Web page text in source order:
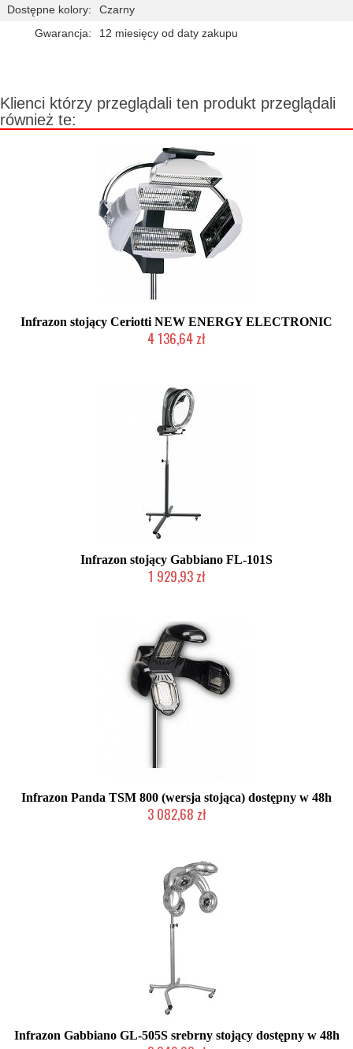
Dostępne kolory:
Czarny
Gwarancja:
12 miesięcy od daty zakupu
Klienci którzy przeglądali ten produkt przeglądali
również te:
Infrazon stojący Ceriotti NEW ENERGY ELECTRONIC
4 136,64 zł
Infrazon stojący Gabbiano FL-101S
1 929,93 zł
Infrazon Panda TSM 800 (wersja stojąca) dostępny w 48h
3 082,68 zł
Infrazon Gabbiano GL-505S srebrny stojący dostępny w 48h